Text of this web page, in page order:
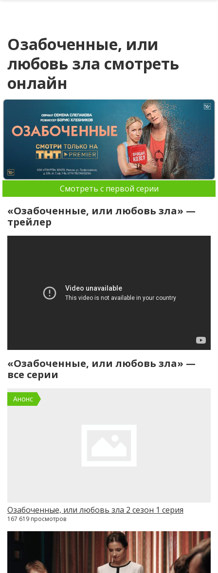
Озабоченные, или
любовь зла смотреть
онлайн
Смотреть с первой серии
«Озабоченные, или любовь зла» —
трейлер
«Озабоченные, или любовь зла» —
все серии
Анонс
Озабоченные, или любовь зла 2 сезон 1 серия
167 619 просмотров